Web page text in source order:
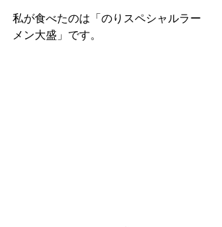
私が食べたのは「のりスペシャルラー
メン大盛」です。